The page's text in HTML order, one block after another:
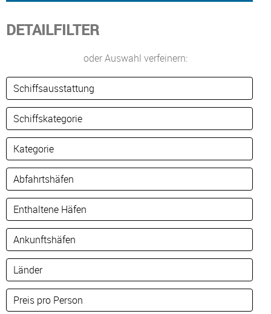
DETAILFILTER
oder Auswahl verfeinern: